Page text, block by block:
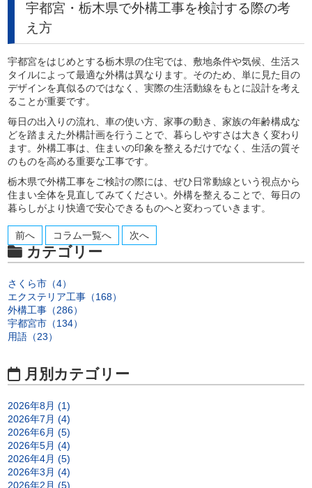
宇都宮・栃木県で外構工事を検討する際の考
え方
宇都宮をはじめとする栃木県の住宅では、敷地条件や気候、生活ス
タイルによって最適な外構は異なります。そのため、単に見た目の
デザインを真似るのではなく、実際の生活動線をもとに設計を考え
ることが重要です。
毎日の出入りの流れ、車の使い方、家事の動き、家族の年齢構成な
どを踏まえた外構計画を行うことで、暮らしやすさは大きく変わり
ます。外構工事は、住まいの印象を整えるだけでなく、生活の質そ
のものを高める重要な工事です。
栃木県で外構工事をご検討の際には、ぜひ日常動線という視点から
住まい全体を見直してみてください。外構を整えることで、毎日の
暮らしがより快適で安心できるものへと変わっていきます。
前へ コラム一覧へ 次へ
カテゴリー
さくら市（4）
エクステリア工事（168）
外構工事（286）
宇都宮市（134）
用語（23）
月別カテゴリー
2026年8月 (1)
2026年7月 (4)
2026年6月 (5)
2026年5月 (4)
2026年4月 (5)
2026年3月 (4)
2026年2月 (5)